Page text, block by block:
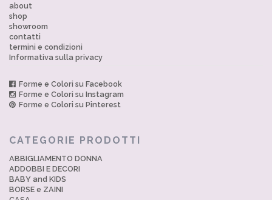
about
shop
showroom
contatti
termini e condizioni
Informativa sulla privacy
Forme e Colori su Facebook
Forme e Colori su Instagram
Forme e Colori su Pinterest
CATEGORIE PRODOTTI
ABBIGLIAMENTO DONNA
ADDOBBI E DECORI
BABY and KIDS
BORSE e ZAINI